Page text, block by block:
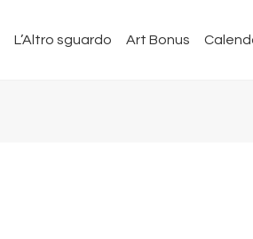
L’Altro sguardo Art Bonus